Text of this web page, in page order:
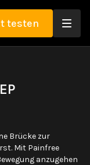
testen
Brücke zur
anzugehen